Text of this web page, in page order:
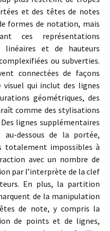
et des têtes de notes
formes de notation, mais
ces représentations
linéaires et de hauteurs
ou subverties.
connectées de façons
visuel qui inclut des lignes
géométriques, des
comme des stylisations
lignes supplémentaires
au-dessous de la portée,
totalement impossibles à
avec un nombre de
par l’interprète de la clef
En plus, la partition
de la manipulation
de note, y compris la
de points et de lignes,